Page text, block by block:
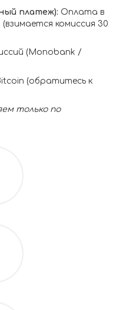
платеж): Оплата в
комиссия 30
(Monobank /
(обратитесь к
только по